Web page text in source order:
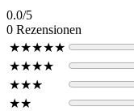
0.0/5
0 Rezensionen
★★★★★
★★★★
★★★
★★